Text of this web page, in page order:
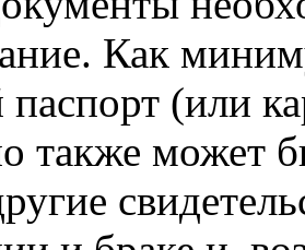
Как
(или
также может